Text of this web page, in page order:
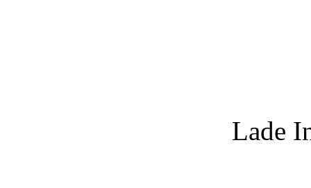
Lade